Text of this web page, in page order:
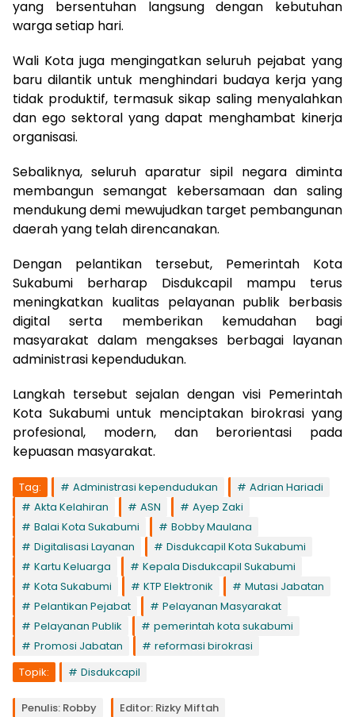
yang bersentuhan langsung dengan kebutuhan
warga setiap hari.
Wali Kota juga mengingatkan seluruh pejabat yang
baru dilantik untuk menghindari budaya kerja yang
tidak produktif, termasuk sikap saling menyalahkan
dan ego sektoral yang dapat menghambat kinerja
organisasi.
Sebaliknya, seluruh aparatur sipil negara diminta
membangun semangat kebersamaan dan saling
mendukung demi mewujudkan target pembangunan
daerah yang telah direncanakan.
Dengan pelantikan tersebut, Pemerintah Kota
Sukabumi berharap Disdukcapil mampu terus
meningkatkan kualitas pelayanan publik berbasis
digital serta memberikan kemudahan bagi
masyarakat dalam mengakses berbagai layanan
administrasi kependudukan.
Langkah tersebut sejalan dengan visi Pemerintah
Kota Sukabumi untuk menciptakan birokrasi yang
profesional, modern, dan berorientasi pada
kepuasan masyarakat.
Tag: Administrasi kependudukan
Adrian Hariadi
Akta Kelahiran
ASN
Ayep Zaki
Balai Kota Sukabumi
Bobby Maulana
Digitalisasi Layanan
Disdukcapil Kota Sukabumi
Kartu Keluarga
Kepala Disdukcapil Sukabumi
Kota Sukabumi
KTP Elektronik
Mutasi Jabatan
Pelantikan Pejabat
Pelayanan Masyarakat
Pelayanan Publik
pemerintah kota sukabumi
Promosi Jabatan
reformasi birokrasi
Topik:
Disdukcapil
Penulis: Robby Editor: Rizky Miftah